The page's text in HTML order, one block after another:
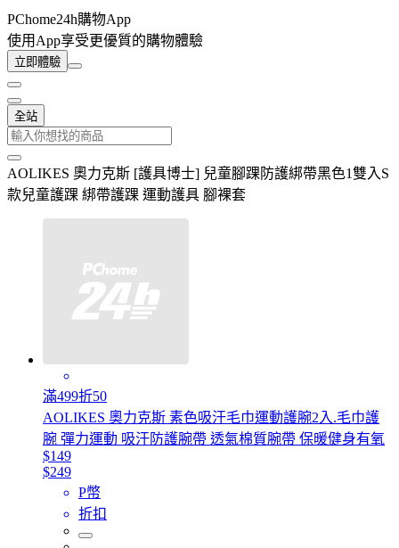
PChome24h購物App
使用App享受更優質的購物體驗
立即體驗
全站
AOLIKES 奧力克斯 [護具博士] 兒童腳踝防護綁帶黑色1雙入S
款兒童護踝 綁帶護踝 運動護具 腳裸套
滿499折50
AOLIKES 奧力克斯 素色吸汗毛巾運動護腕2入.毛巾護
腕 彈力運動 吸汗防護腕帶 透氣棉質腕帶 保暖健身有氧
$149
$249
P幣
折扣